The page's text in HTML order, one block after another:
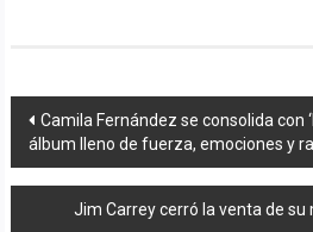
Navegación
de
entradas
Camila Fernández se consolida con
álbum lleno de fuerza, emociones y
Jim Carrey cerró la venta de su